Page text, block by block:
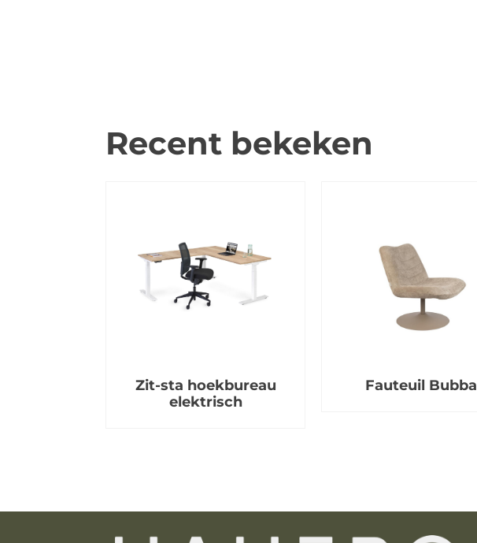
Recent bekeken
Zit-sta hoekbureau
elektrisch
Fauteuil Bubba